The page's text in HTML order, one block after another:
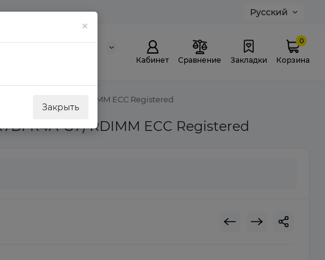
Русский
0 800 311 307
Кабинет Сравнение Закладки
0
Корзина
G7) RDIMM ECC Registered
G7) RDIMM ECC Registered
×
Закрыть